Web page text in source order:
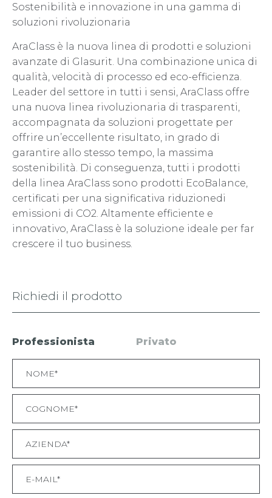
Sostenibilità e innovazione in una gamma di
soluzioni rivoluzionaria
AraClass è la nuova linea di prodotti e soluzioni
avanzate di Glasurit. Una combinazione unica di
qualità, velocità di processo ed eco-efficienza.
Leader del settore in tutti i sensi, AraClass offre
una nuova linea rivoluzionaria di trasparenti,
accompagnata da soluzioni progettate per
offrire un’eccellente risultato, in grado di
garantire allo stesso tempo, la massima
sostenibilità. Di conseguenza, tutti i prodotti
della linea AraClass sono prodotti EcoBalance,
certificati per una significativa riduzionedi
emissioni di CO2. Altamente efficiente e
innovativo, AraClass è la soluzione ideale per far
crescere il tuo business.
Richiedi il prodotto
Professionista Privato